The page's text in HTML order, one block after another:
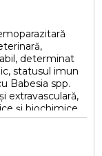
determinat
statusul imun
Babesia spp.
extravasculară,
și biochimice
subclinice
și includ